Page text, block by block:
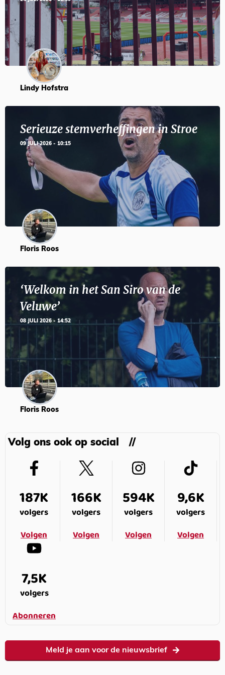
Lindy Hofstra
Serieuze stemverheffingen in Stroe
09 JULI 2026 - 10:15
Floris Roos
‘Welkom in het San Siro van de
Veluwe’
08 JULI 2026 - 14:52
Floris Roos
Volg ons ook op social
187K
volgers
Volgen
166K
volgers
Volgen
594K
volgers
Volgen
9,6K
volgers
Volgen
7,5K
volgers
Abonneren
Meld je aan voor de nieuwsbrief